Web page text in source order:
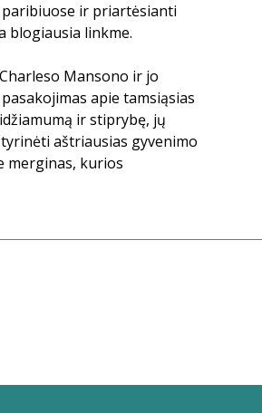
ir priartėsianti
blogiausia linkme.
Mansono ir jo
apie tamsiąsias
ir stiprybę, jų
aštriausias gyvenimo
merginas, kurios